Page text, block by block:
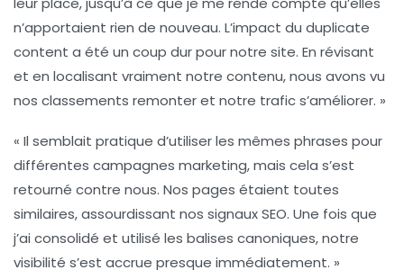
n’apportaient rien de nouveau. L’impact du duplicate
content a été un coup dur pour notre site. En révisant
et en localisant vraiment notre contenu, nous avons vu
nos classements remonter et notre trafic s’améliorer. »
« Il semblait pratique d’utiliser les mêmes phrases pour
différentes campagnes marketing, mais cela s’est
retourné contre nous. Nos pages étaient toutes
similaires, assourdissant nos signaux SEO. Une fois que
j’ai consolidé et utilisé les balises canoniques, notre
visibilité s’est accrue presque immédiatement. »